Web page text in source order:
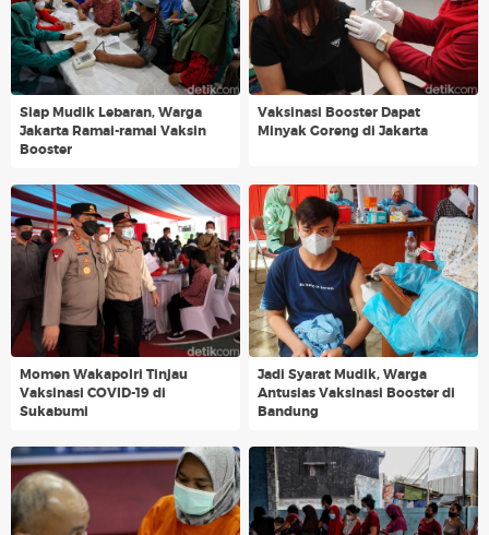
Siap Mudik Lebaran, Warga
Jakarta Ramai-ramai Vaksin
Booster
Vaksinasi Booster Dapat
Minyak Goreng di Jakarta
Momen Wakapolri Tinjau
Vaksinasi COVID-19 di
Sukabumi
Jadi Syarat Mudik, Warga
Antusias Vaksinasi Booster di
Bandung